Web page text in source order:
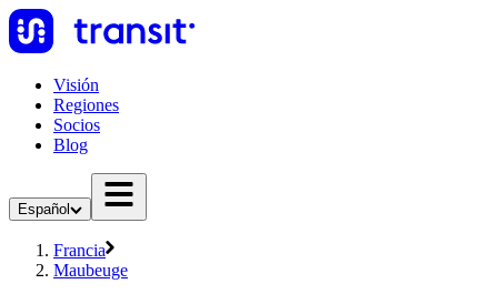
Visión
Regiones
Socios
Blog
Español
Francia
Maubeuge